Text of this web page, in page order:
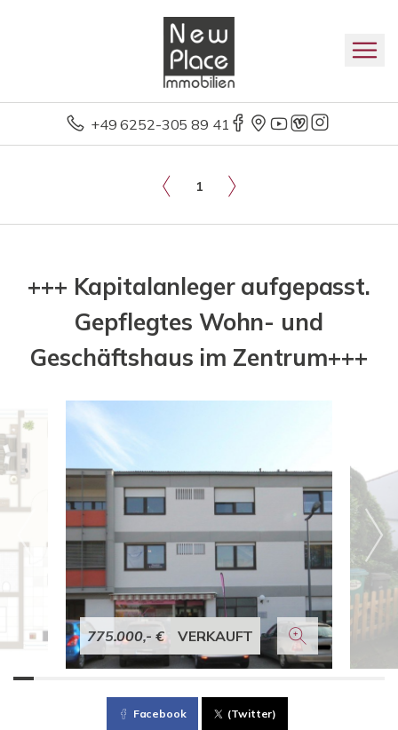
+49 6252-305 89 41
1
+++ Kapitalanleger aufgepasst.
Gepflegtes Wohn- und
Geschäftshaus im Zentrum+++
775.000,- € VERKAUFT
Facebook (Twitter)